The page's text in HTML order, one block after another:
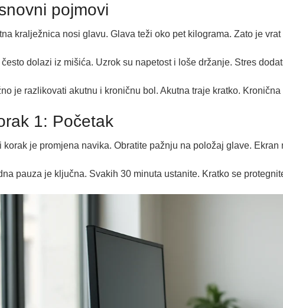
pojmovi
kralježnica nosi glavu. Glava teži oko pet kilograma. Zato je
često dolazi iz mišića. Uzrok su napetost i loše držanje. Stres
je razlikovati akutnu i kroničnu bol. Akutna traje kratko.
1: Početak
korak je promjena navika. Obratite pažnju na položaj glave. Ekran
pauza je ključna. Svakih 30 minuta ustanite. Kratko se